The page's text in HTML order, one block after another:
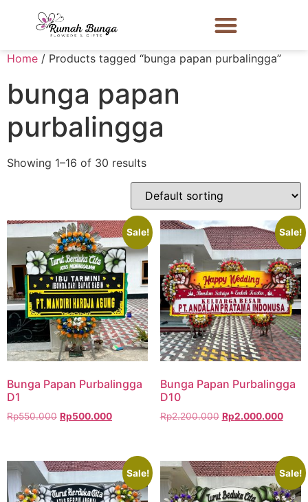
Home / Products tagged “bunga papan purbalingga”
bunga papan
purbalingga
Showing 1–16 of 30 results
Sale!
Bunga Papan Purbalingga
D1
Rp550.000 Rp500.000
Sale!
Bunga Papan Purbalingga
D10
Rp2.200.000 Rp2.000.000
Sale! Sale!